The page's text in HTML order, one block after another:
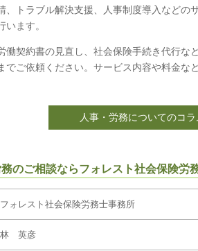
、トラブル解決支援、人事制度導入などの
います。
働契約書の見直し、社会保険手続き代行な
でご依頼ください。サービス内容や料金な
人事・労務についてのコラ
のご相談ならフォレスト社会保険労
フォレスト社会保険労務士事務所
林 英彦